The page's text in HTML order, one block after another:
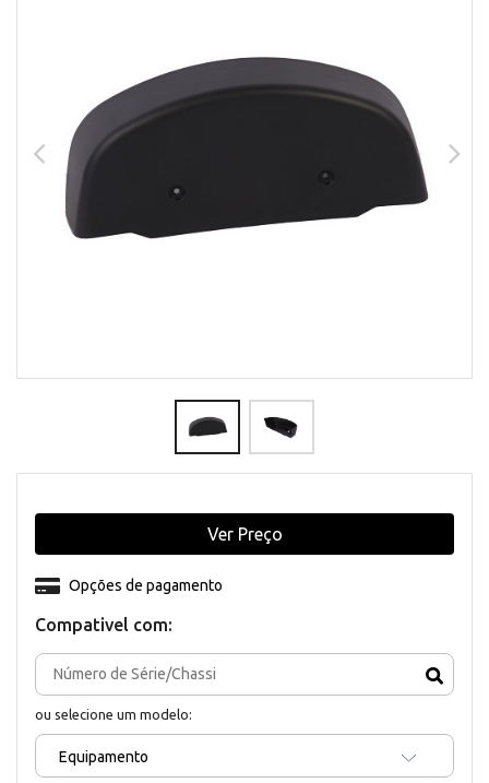
Compativel com:
ou selecione um modelo:
Equipamento
Opções de pagamento
Ver Preço